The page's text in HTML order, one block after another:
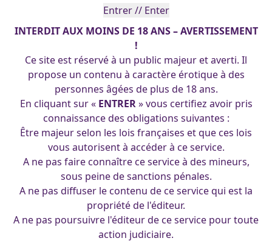
INTERDIT AUX MOINS DE 18 ANS – AVERTISSEMENT
!
Ce site est réservé à un public majeur et averti. Il
propose un contenu à caractère érotique à des
personnes âgées de plus de 18 ans.
En cliquant sur « ENTRER» vous certifiez avoir pris
connaissance des obligations suivantes :
Être majeur selon les lois françaises et que ces lois
vous autorisent à accéder à ce service.
A ne pas faire connaître ce service à des mineurs,
sous peine de sanctions pénales.
A ne pas diffuser le contenu de ce service qui est la
propriété de l'éditeur.
A ne pas poursuivre l'éditeur de ce service pour toute
action judiciaire.